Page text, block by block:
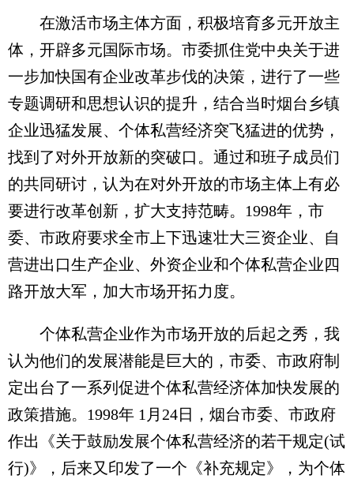
在激活市场主体方面，积极培育多元开放主
体，开辟多元国际市场。市委抓住党中央关于进
一步加快国有企业改革步伐的决策，进行了一些
专题调研和思想认识的提升，结合当时烟台乡镇
企业迅猛发展、个体私营经济突飞猛进的优势，
找到了对外开放新的突破口。通过和班子成员们
的共同研讨，认为在对外开放的市场主体上有必
要进行改革创新，扩大支持范畴。1998年，市
委、市政府要求全市上下迅速壮大三资企业、自
营进出口生产企业、外资企业和个体私营企业四
路开放大军，加大市场开拓力度。
个体私营企业作为市场开放的后起之秀，我
认为他们的发展潜能是巨大的，市委、市政府制
定出台了一系列促进个体私营经济体加快发展的
政策措施。1998年 1月24日，烟台市委、市政府
作出《关于鼓励发展个体私营经济的若干规定(试
行)》，后来又印发了一个《补充规定》，为个体